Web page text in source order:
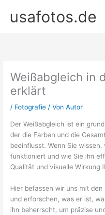
Inhaltusafotos.de
Weißabgleich in
erklärt
/ Fotografie / VonAutor
Der Weißabgleich ist ein
der die Farben und die
beeinflusst. Wenn Sie wissen,
funktioniert und wie Sie ihn
Qualität und visuelle Wirkung
Hier befassen wir uns mit
und erforschen, was er ist,
ihn beherrscht, um präzise